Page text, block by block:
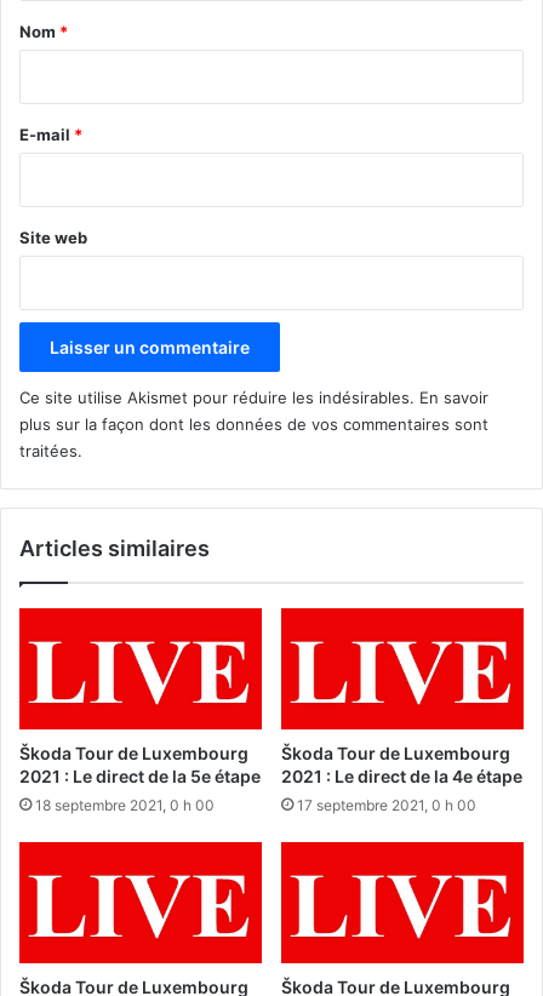
a
e
Nom *
E-mail *
Site web
Ce site utilise Akismet pour réduire les indésirables. En savoir
plus sur la façon dont les données de vos commentaires sont
traitées.
Articles similaires
Škoda Tour de Luxembourg
2021 : Le direct de la 5e étape
18 septembre 2021, 0 h 00
Škoda Tour de Luxembourg
2021 : Le direct de la 4e étape
17 septembre 2021, 0 h 00
Škoda Tour de Luxembourg
Škoda Tour de Luxembourg